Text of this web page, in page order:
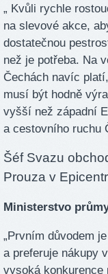
„ Kvůli rychle
na slevové akce,
dostatečnou
než je potřeba. Na
Čechách navíc
musí být hodně
vyšší než západní
a cestovního ruchu
Šéf Svazu
Prouza v
Ministerstvo
„Prvním důvodem
a preferuje nákupy
vysoká konkurence